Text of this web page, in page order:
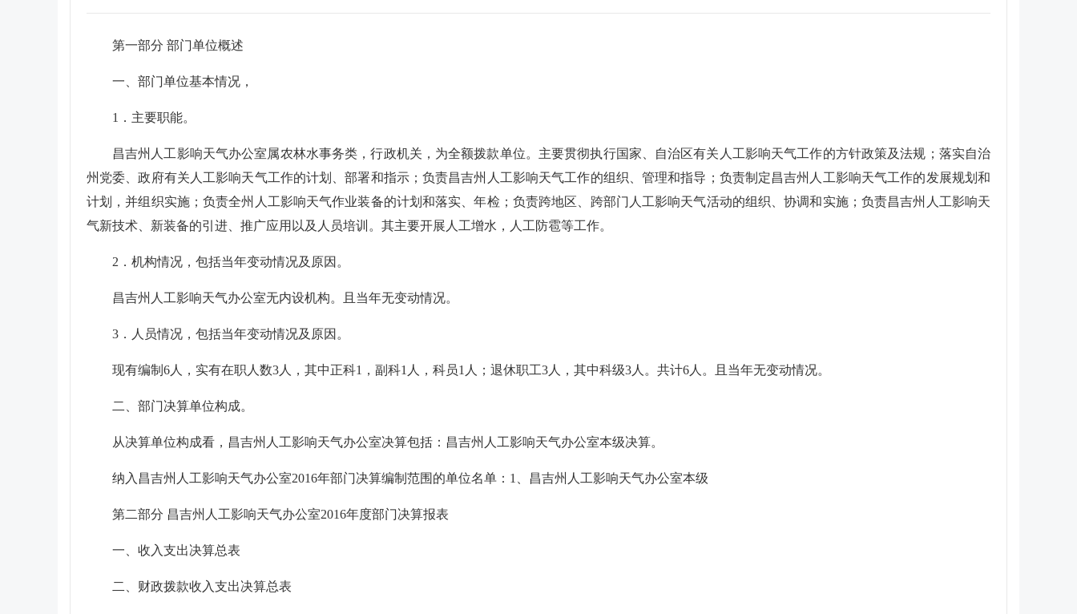
第一部分 部门单位概述
一、部门单位基本情况，
1．主要职能。
昌吉州人工影响天气办公室属农林水事务类，行政机关，为全额拨款单位。主要贯彻执行国家、自治区有关人工影响天气工作的方针政策及法规；落实自治
州党委、政府有关人工影响天气工作的计划、部署和指示；负责昌吉州人工影响天气工作的组织、管理和指导；负责制定昌吉州人工影响天气工作的发展规划和
计划，并组织实施；负责全州人工影响天气作业装备的计划和落实、年检；负责跨地区、跨部门人工影响天气活动的组织、协调和实施；负责昌吉州人工影响天
气新技术、新装备的引进、推广应用以及人员培训。其主要开展人工增水，人工防雹等工作。
2．机构情况，包括当年变动情况及原因。
昌吉州人工影响天气办公室无内设机构。且当年无变动情况。
3．人员情况，包括当年变动情况及原因。
现有编制6人，实有在职人数3人，其中正科1，副科1人，科员1人；退休职工3人，其中科级3人。共计6人。且当年无变动情况。
二、部门决算单位构成。
从决算单位构成看，昌吉州人工影响天气办公室决算包括：昌吉州人工影响天气办公室本级决算。
纳入昌吉州人工影响天气办公室2016年部门决算编制范围的单位名单：1、昌吉州人工影响天气办公室本级
第二部分 昌吉州人工影响天气办公室2016年度部门决算报表
一、收入支出决算总表
二、财政拨款收入支出决算总表